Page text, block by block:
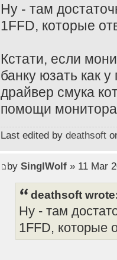
Ну - там
1FFD, которые
Кстати, если
банку юзать как
драйвер смука
помощи
Last edited by deathsoft
by SinglWolf» 11 Mar
deathsoft
Ну - там
1FFD, которые